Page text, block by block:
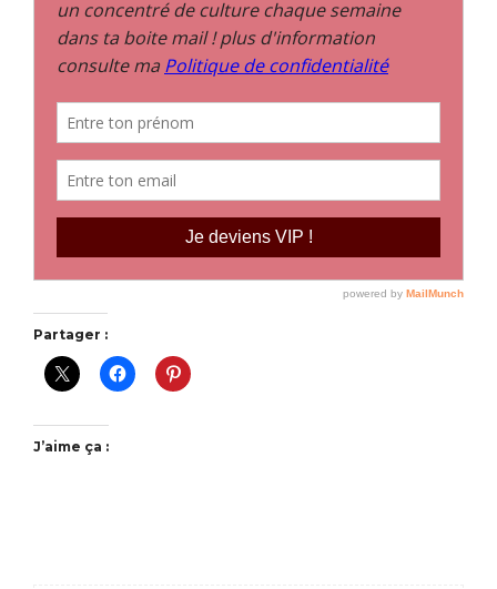
Partager :
J’aime ça :